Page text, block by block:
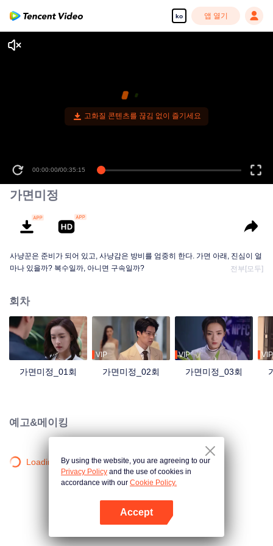
ko 앱 열기
고화질 콘텐츠를 끊김 없이 즐기세요
00:00:00/00:35:15
가면미정
사냥꾼은 준비가 되어 있고, 사냥감은 방비를 엄중히 한다. 가면 아래, 진심이 얼
마나 있을까? 복수일까, 아니면 구속일까?
전부[모두]
회차
가면미정_01회
VIP
가면미정_02회
VIP
가면미정_03회
VIP
예고&메이킹
Loading…By using the website, you are agreeing to our
Privacy Policy and the use of cookies in
accordance with our Cookie Policy.
Accept